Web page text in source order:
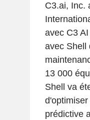
C3.ai, Inc.
avec C3
avec Shell
13 000
Shell va
prédictive